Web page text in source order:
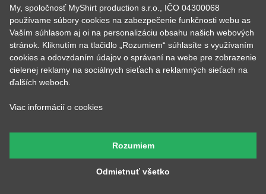
Hudobné
Jedlo, pitie a relax
Kvetiny
Láska
Významné dni
Zvierata
MyShirt
My, spoločnosť MyShirt production s.r.o., IČO 04300068
používame súbory cookies na zabezpečenie funkčnosti webu as
Vaším súhlasom aj oi na personalizáciu obsahu našich webových
stránok. Kliknutím na tlačidlo „Rozumiem“ súhlasíte s využívaním
cookies a odovzdaním údajov o správaní na webe pre zobrazenie
cielenej reklamy na sociálnych sieťach a reklamných sieťach na
ďalších weboch.
Viac informácií o cookies
Odmietnuť všetko
Rozumiem